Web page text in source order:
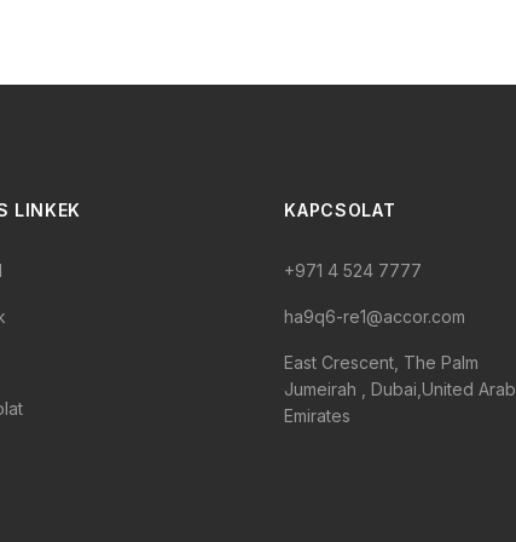
LINKEK KAPCSOLAT
+971 4 524 7777
ha9q6-re1@accor.com
East Crescent, The Palm
Jumeirah , Dubai,United Arab
Emirates